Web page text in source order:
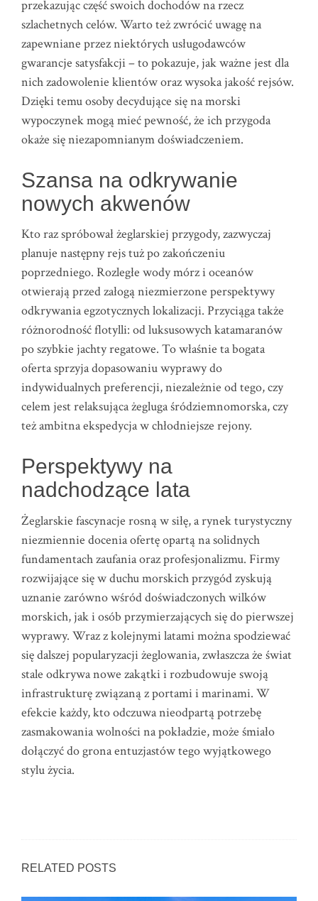
przekazując część swoich dochodów na rzecz
szlachetnych celów. Warto też zwrócić uwagę na
zapewniane przez niektórych usługodawców
gwarancje satysfakcji – to pokazuje, jak ważne jest dla
nich zadowolenie klientów oraz wysoka jakość rejsów.
Dzięki temu osoby decydujące się na morski
wypoczynek mogą mieć pewność, że ich przygoda
okaże się niezapomnianym doświadczeniem.
Szansa na odkrywanie
nowych akwenów
Kto raz spróbował żeglarskiej przygody, zazwyczaj
planuje następny rejs tuż po zakończeniu
poprzedniego. Rozległe wody mórz i oceanów
otwierają przed załogą niezmierzone perspektywy
odkrywania egzotycznych lokalizacji. Przyciąga także
różnorodność flotylli: od luksusowych katamaranów
po szybkie jachty regatowe. To właśnie ta bogata
oferta sprzyja dopasowaniu wyprawy do
indywidualnych preferencji, niezależnie od tego, czy
celem jest relaksująca żegluga śródziemnomorska, czy
też ambitna ekspedycja w chłodniejsze rejony.
Perspektywy na
nadchodzące lata
Żeglarskie fascynacje rosną w siłę, a rynek turystyczny
niezmiennie docenia ofertę opartą na solidnych
fundamentach zaufania oraz profesjonalizmu. Firmy
rozwijające się w duchu morskich przygód zyskują
uznanie zarówno wśród doświadczonych wilków
morskich, jak i osób przymierzających się do pierwszej
wyprawy. Wraz z kolejnymi latami można spodziewać
się dalszej popularyzacji żeglowania, zwłaszcza że świat
stale odkrywa nowe zakątki i rozbudowuje swoją
infrastrukturę związaną z portami i marinami. W
efekcie każdy, kto odczuwa nieodpartą potrzebę
zasmakowania wolności na pokładzie, może śmiało
dołączyć do grona entuzjastów tego wyjątkowego
stylu życia.
RELATED POSTS